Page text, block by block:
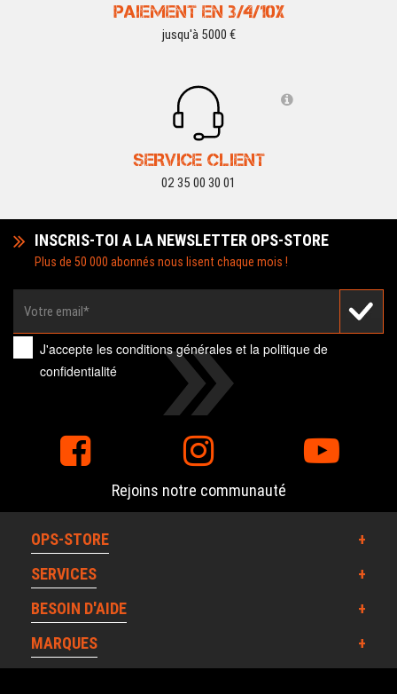
PAIEMENT EN 3/4/10X
jusqu'à 5000 €
SERVICE CLIENT
02 35 00 30 01
INSCRIS-TOI A LA NEWSLETTER OPS-STORE
Plus de 50 000 abonnés nous lisent chaque mois !
J'accepte lesconditions générales et lapolitique de
confidentialité
Rejoins notre communauté
OPS-STORE
SERVICES
BESOIN D'AIDE
MARQUES